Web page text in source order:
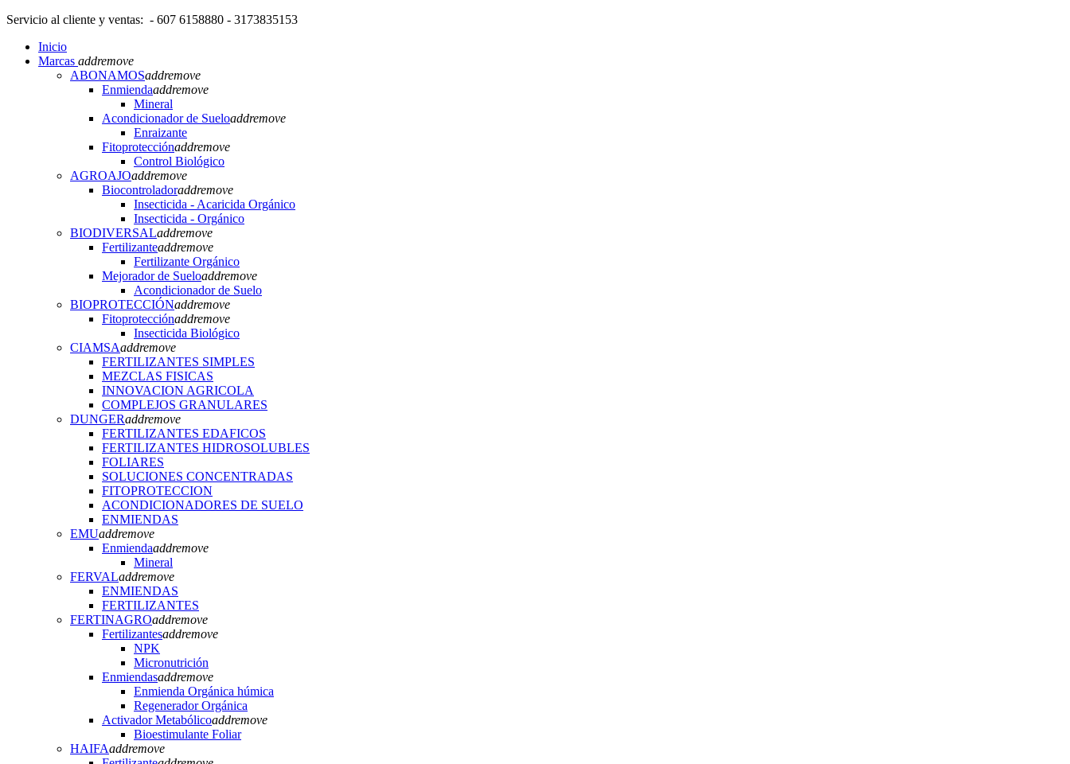
Servicio al cliente y ventas: - 607 6158880 - 3173835153
Inicio
Marcas addremove
ABONAMOSaddremove
Enmiendaaddremove
Mineral
Acondicionador de Sueloaddremove
Enraizante
Fitoprotecciónaddremove
Control Biológico
AGROAJOaddremove
Biocontroladoraddremove
Insecticida - Acaricida Orgánico
Insecticida - Orgánico
BIODIVERSALaddremove
Fertilizanteaddremove
Fertilizante Orgánico
Mejorador de Sueloaddremove
Acondicionador de Suelo
BIOPROTECCIÓNaddremove
Fitoprotecciónaddremove
Insecticida Biológico
CIAMSAaddremove
FERTILIZANTES SIMPLES
MEZCLAS FISICAS
INNOVACION AGRICOLA
COMPLEJOS GRANULARES
DUNGERaddremove
FERTILIZANTES EDAFICOS
FERTILIZANTES HIDROSOLUBLES
FOLIARES
SOLUCIONES CONCENTRADAS
FITOPROTECCION
ACONDICIONADORES DE SUELO
ENMIENDAS
EMUaddremove
Enmiendaaddremove
Mineral
FERVALaddremove
ENMIENDAS
FERTILIZANTES
FERTINAGROaddremove
Fertilizantesaddremove
NPK
Micronutrición
Enmiendasaddremove
Enmienda Orgánica húmica
Regenerador Orgánica
Activador Metabólicoaddremove
Bioestimulante Foliar
HAIFAaddremove